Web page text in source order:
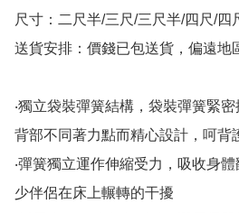
尺寸：二尺半/三尺/三尺半/四尺/四
送貨安排：價錢已包送貨，偏遠地
‧獨立袋裝彈簧結構，袋裝彈簧緊
背部不同著力點而精心設計，呵背
‧彈簧獨立運作伸縮受力，吸收身
少伴侶在床上輾轉的干擾